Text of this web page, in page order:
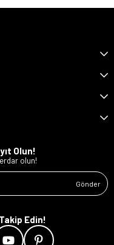
Olun!
olun!
Gönder
Edin!